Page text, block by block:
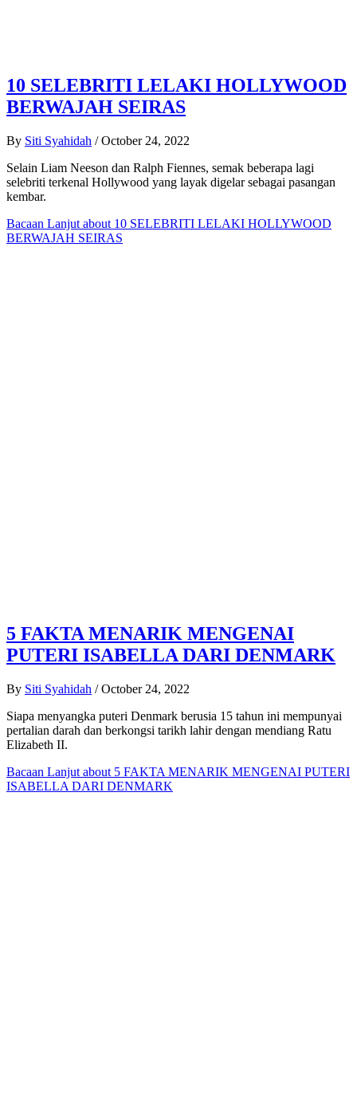
10 SELEBRITI LELAKI HOLLYWOOD
BERWAJAH SEIRAS
By Siti Syahidah / October 24, 2022
Selain Liam Neeson dan Ralph Fiennes, semak beberapa lagi
selebriti terkenal Hollywood yang layak digelar sebagai pasangan
kembar.
Bacaan Lanjut about 10 SELEBRITI LELAKI HOLLYWOOD
BERWAJAH SEIRAS
5 FAKTA MENARIK MENGENAI
PUTERI ISABELLA DARI DENMARK
By Siti Syahidah / October 24, 2022
Siapa menyangka puteri Denmark berusia 15 tahun ini mempunyai
pertalian darah dan berkongsi tarikh lahir dengan mendiang Ratu
Elizabeth II.
Bacaan Lanjut about 5 FAKTA MENARIK MENGENAI PUTERI
ISABELLA DARI DENMARK